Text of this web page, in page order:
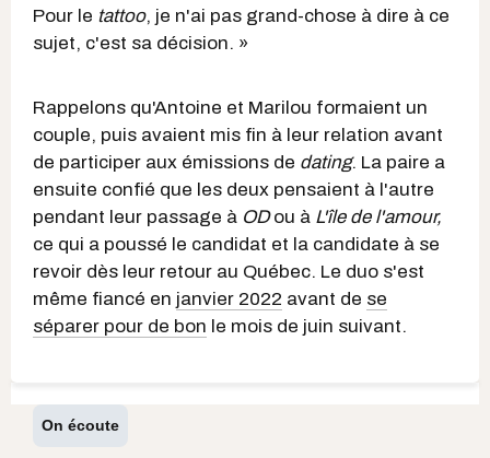
Pour le tattoo, je n'ai pas grand-chose à dire à ce
sujet, c'est sa décision. »
Rappelons qu'Antoine et Marilou formaient un
couple, puis avaient mis fin à leur relation avant
de participer aux émissions de dating. La paire a
ensuite confié que les deux pensaient à l'autre
pendant leur passage à ODou à L'île de l'amour,
ce qui a poussé le candidat et la candidate à se
revoir dès leur retour au Québec. Le duo s'est
même fiancé en janvier 2022 avant de se
séparer pour de bon le mois de juin suivant.
On écoute